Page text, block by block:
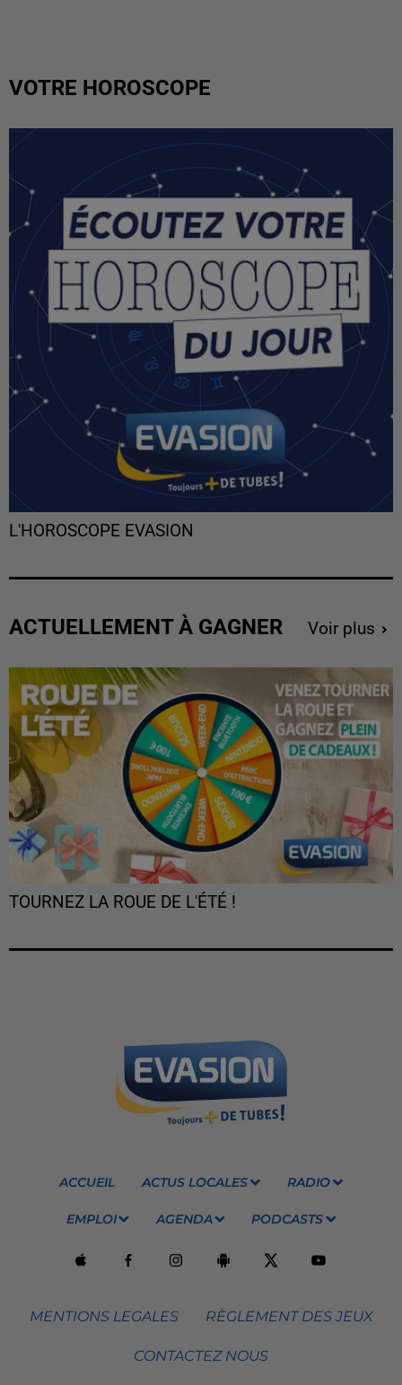
VOTRE HOROSCOPE
L'HOROSCOPE EVASION
ACTUELLEMENT À GAGNER Voir plus
TOURNEZ LA ROUE DE L'ÉTÉ !
ACCUEIL ACTUS LOCALES RADIO
EMPLOI AGENDA PODCASTS
MENTIONS LEGALES RÈGLEMENT DES JEUX
CONTACTEZ NOUS